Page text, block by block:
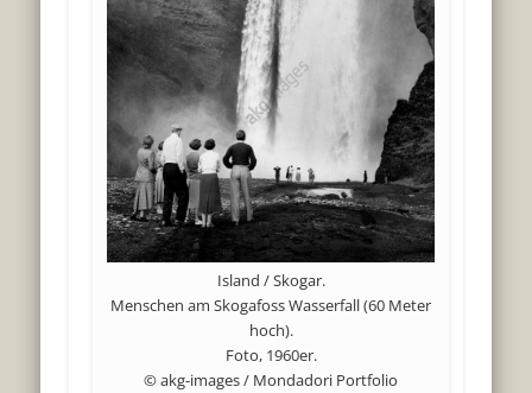
Island / Skogar.
Menschen am Skogafoss Wasserfall (60 Meter
hoch).
Foto, 1960er.
© akg-images / Mondadori Portfolio